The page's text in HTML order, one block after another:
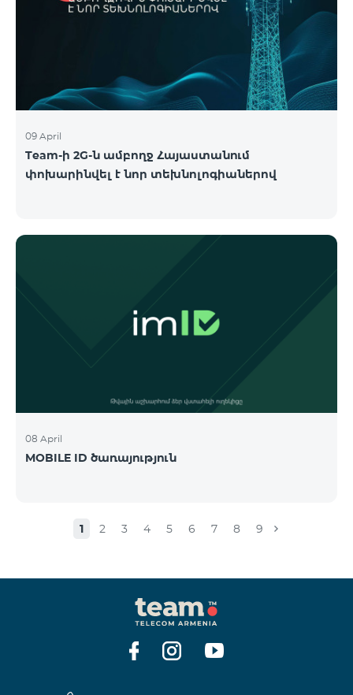
09 April
Team-ի 2G-ն ամբողջ Հայաստանում
փոխարինվել է նոր տեխնոլոգիաներով
08 April
MOBILE ID ծառայություն
1 2 3 4 5 6 7 8 9